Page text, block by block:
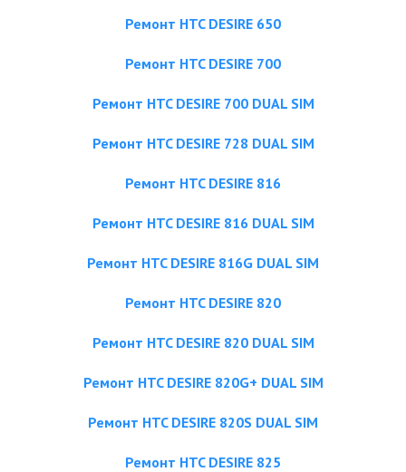
Ремонт HTC DESIRE 650
Ремонт HTC DESIRE 700
Ремонт HTC DESIRE 700 DUAL SIM
Ремонт HTC DESIRE 728 DUAL SIM
Ремонт HTC DESIRE 816
Ремонт HTC DESIRE 816 DUAL SIM
Ремонт HTC DESIRE 816G DUAL SIM
Ремонт HTC DESIRE 820
Ремонт HTC DESIRE 820 DUAL SIM
Ремонт HTC DESIRE 820G+ DUAL SIM
Ремонт HTC DESIRE 820S DUAL SIM
Ремонт HTC DESIRE 825